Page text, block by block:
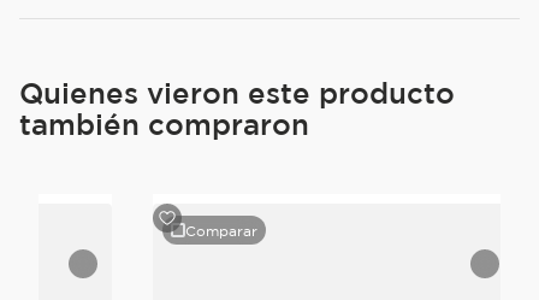
Quienes vieron este producto
también compraron
Comparar